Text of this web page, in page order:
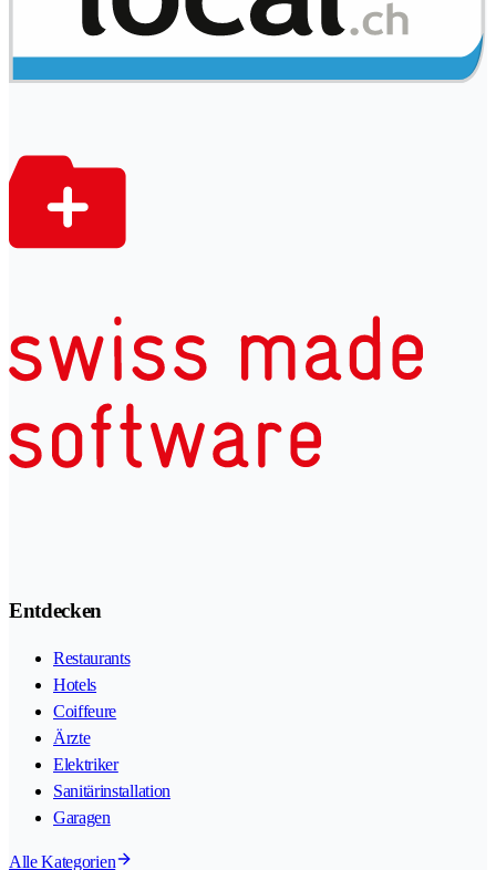
Entdecken
Restaurants
Hotels
Coiffeure
Ärzte
Elektriker
Sanitärinstallation
Garagen
Alle Kategorien